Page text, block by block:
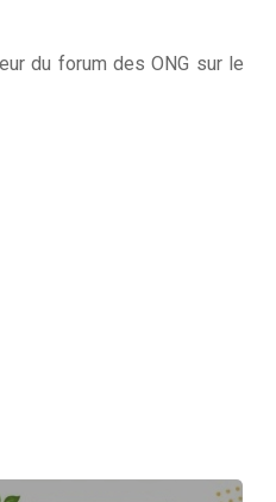
du forum des ONG sur le